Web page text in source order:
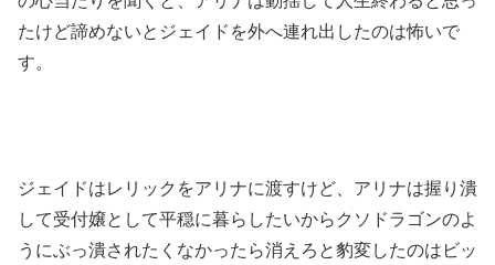
たけど諦めないとジェイドを外へ連れ出したのは怖いで
す。
ジェイドはレリックをアリナに渡すけど、アリナは握り潰
して受付嬢として平穏に暮らしたいからクソドラゴンのよ
うにぶっ潰されたくなかったら消えろと豹変したのはビッ